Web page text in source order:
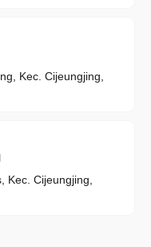
Kec. Cijeungjing,
Kec. Cijeungjing,